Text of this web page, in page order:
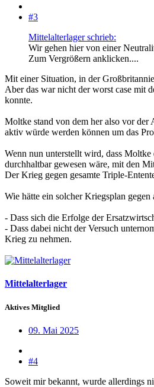
#3
Mittelalterlager schrieb:
Wir gehen hier von einer
Zum Vergrößern anklicken....
Mit einer Situation, in der
Aber das war nicht der worst case mit
konnte.
Moltke stand von dem her also vor der
aktiv würde werden können um das
Wenn nun unterstellt wird, dass Moltke
durchhaltbar gewesen wäre, mit den
Der Krieg gegen gesamte Triple-
Wie hätte ein solcher Kriegsplan gegen
- Dass sich die Erfolge der
- Dass dabei nicht der Versuch
Krieg zu nehmen.
Mittelalterlager
Aktives Mitglied
09. Mai 2025
#4
Soweit mir bekannt, wurde allerdings